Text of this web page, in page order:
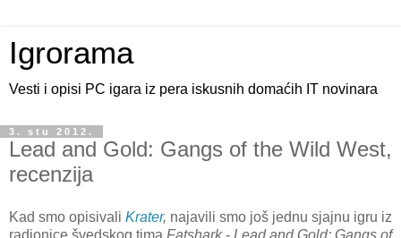
Igrorama
Vesti i opisi PC igara iz pera iskusnih domaćih IT novinara
3. stu 2012.
Lead and Gold: Gangs of the Wild West,
recenzija
Kad smo opisivali Krater, najavili smo još jednu sjajnu igru iz
radionice švedskog tima Fatshark- Lead and Gold: Gangs of